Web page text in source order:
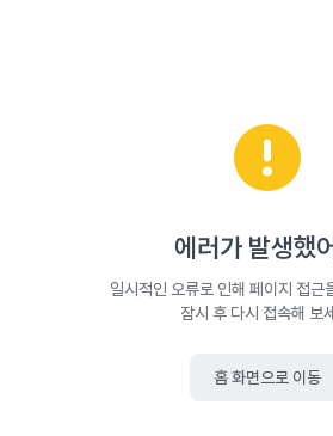
에러가 발생했
일시적인 오류로 인해 페이지 접근
잠시 후 다시 접속해 보
홈 화면으로 이동